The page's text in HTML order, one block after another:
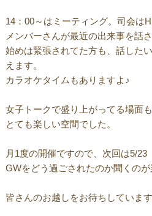
14：00～はミーティング。司会はH
メンバーさんが最近の出来事を話さ
始めは緊張されてた方も、話した
えます。
カラオケタイムもありますよ♪
女子トークで盛り上がってる場面も
とても楽しい空間でした。
月1度の開催ですので、次回は5/23
GWをどう過ごされたのか聞くのが
皆さんのお越しをお待ちしています